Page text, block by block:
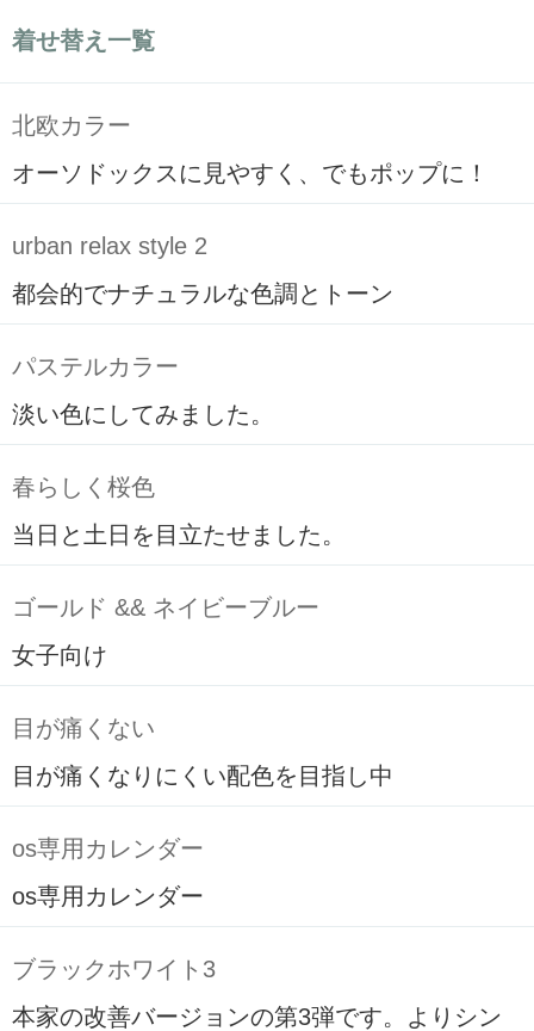
着せ替え一覧
北欧カラー
オーソドックスに見やすく、でもポップに！
urban relax style 2
都会的でナチュラルな色調とトーン
パステルカラー
淡い色にしてみました。
春らしく桜色
当日と土日を目立たせました。
ゴールド && ネイビーブルー
女子向け
目が痛くない
目が痛くなりにくい配色を目指し中
os専用カレンダー
os専用カレンダー
ブラックホワイト3
本家の改善バージョンの第3弾です。よりシン